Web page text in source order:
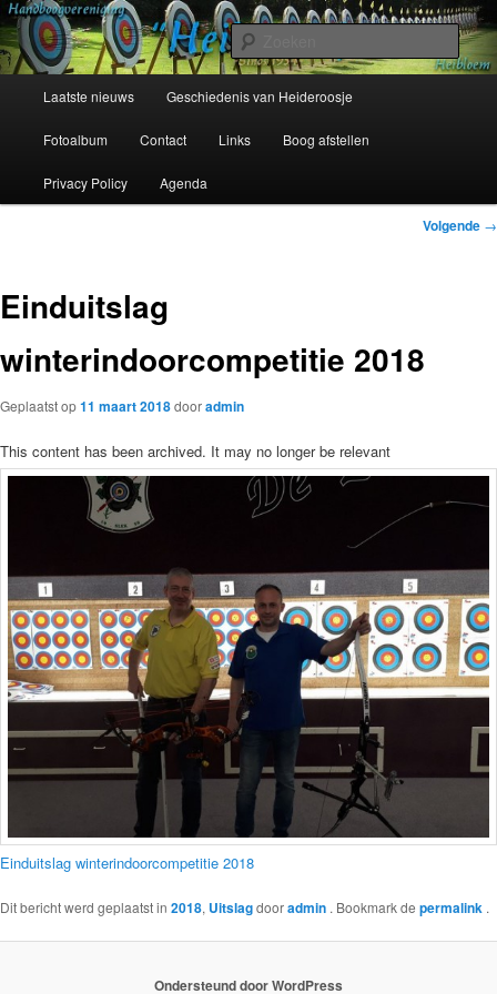
Spring
naar
de
primaireHandboogvereniging Heideroosje
Heibloem
Sinds 1954
Laatste nieuws Geschiedenis van Heideroosje
Fotoalbum Contact Links Boog afstellen
Privacy Policy Agenda
Bericht
Volgende →
Einduitslag
winterindoorcompetitie 2018
Geplaatst op11 maart 2018dooradmin
This content has been archived. It may no longer be relevant
Einduitslag winterindoorcompetitie 2018
Dit bericht werd geplaatst in 2018, Uitslagdooradmin . Bookmark de permalink .
Ondersteund door WordPress